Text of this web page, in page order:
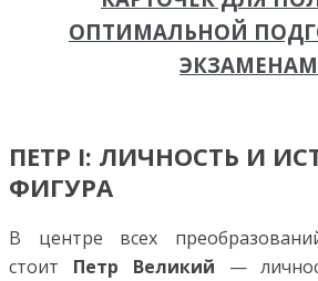
ОПТИМАЛЬНОЙ
ЭКЗАМЕНАМ
ПЕТР I: ЛИЧНОСТЬ И
ФИГУРА
В
центре всех
стоит Петр Великий —